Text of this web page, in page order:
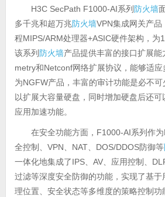
H3C SecPath F1000-AI系列 防火墙
多千兆和超万兆防火墙VPN集成网关产
程MIPS/ARM处理器+ASIC硬件架构，为
该系列 防火墙产品提供丰富的接口扩展能
metry和Netconf网络扩展协议，能够适
为NGFW产品，丰富的审计功能是必不
以扩展大容量硬盘，同时增加硬盘后还
应用加速功能。
在安全功能方面，F1000-AI系列作
全控制、VPN、NAT、DOS/DDOS防御等
一体化地集成了IPS、AV、应用控制、
过滤等深度安全防御的功能，实现了基
理位置、安全状态等多维度的策略控制功